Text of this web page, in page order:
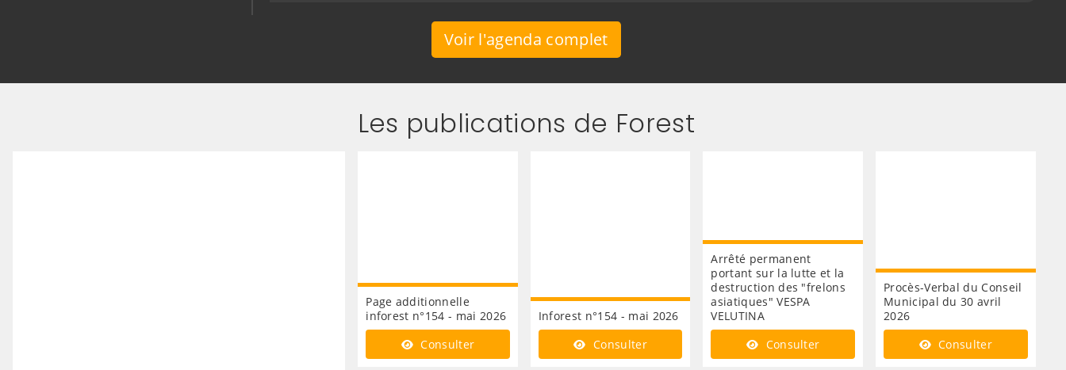
Voir l'agenda complet
Les publications de Forest
Page additionnelle
inforest n°154 - mai 2026
Consulter
Inforest n°154 - mai 2026
Consulter
Arrêté permanent
portant sur la lutte et la
destruction des "frelons
asiatiques" VESPA
VELUTINA
Consulter
Procès-Verbal du Conseil
Municipal du 30 avril
2026
Consulter